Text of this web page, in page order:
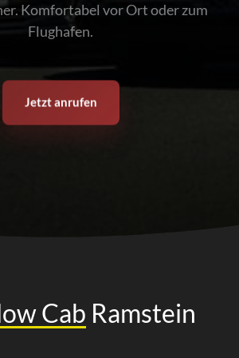
Komfortabel vor Ort oder zum
Flughafen.
Jetzt anrufen
Cab Ramstein